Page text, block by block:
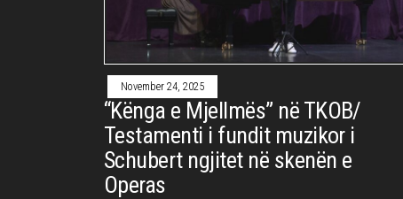
November 24, 2025
“Kënga e Mjellmës” në TKOB/
Testamenti i fundit muzikor i
Schubert ngjitet në skenën e
Operas